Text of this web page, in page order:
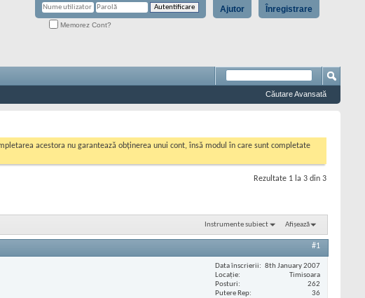
Înregistrare
Ajutor
Memorez Cont?
Căutare Avansată
acestora nu garantează obținerea unui cont, însă modul în care sunt completate
Rezultate 1 la 3 din 3
Instrumente subiect Afișează
#1
Data înscrierii
8th January 2007
Locaţie
Timisoara
Posturi
262
Putere Rep
36